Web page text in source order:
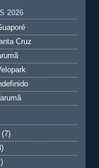
2026
Cruz
(7)